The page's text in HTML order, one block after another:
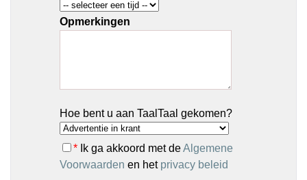
Opmerkingen
Hoe bent u aan TaalTaal gekomen?
* Ik ga akkoord met deAlgemene
Voorwaarden en het privacy beleid